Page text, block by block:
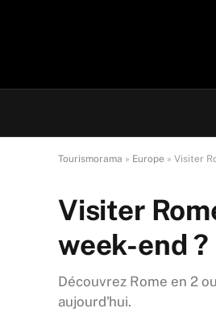
Tourismorama » Europe » Visiter
Visiter
week-end ?
Découvrez Rome en 2
aujourd'hui.